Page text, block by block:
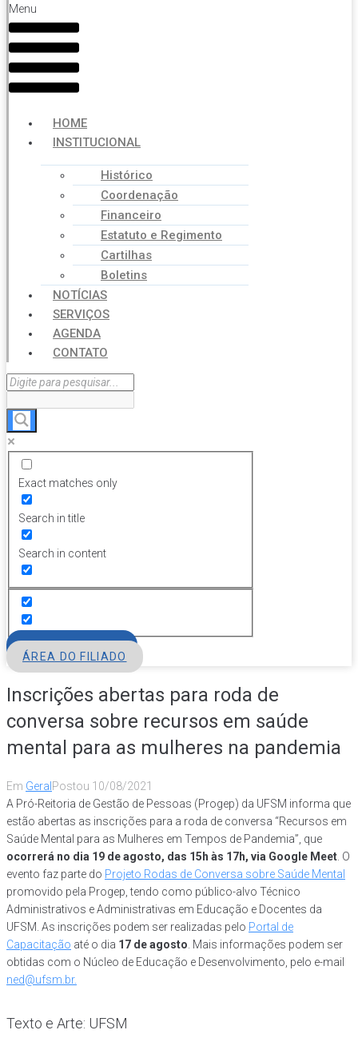
Menu
HOME
INSTITUCIONAL
Histórico
Coordenação
Financeiro
Estatuto e Regimento
Cartilhas
Boletins
NOTÍCIAS
SERVIÇOS
AGENDA
CONTATO
Exact matches only
Search in title
Search in content
ÁREA DO FILIADO
Inscrições abertas para roda de
conversa sobre recursos em saúde
mental para as mulheres na pandemia
Em Geral Postou 10/08/2021
A Pró-Reitoria de Gestão de Pessoas (Progep) da UFSM informa que
estão abertas as inscrições para a roda de conversa “Recursos em
Saúde Mental para as Mulheres em Tempos de Pandemia”, que
ocorrerá no dia 19 de agosto, das 15h às 17h, via Google Meet . O
evento faz parte do Projeto Rodas de Conversa sobre Saúde Mental
promovido pela Progep, tendo como público-alvo Técnico
Administrativos e Administrativas em Educação e Docentes da
UFSM. As inscrições podem ser realizadas pelo Portal de
Capacitação até o dia 17 de agosto . Mais informações podem ser
obtidas com o Núcleo de Educação e Desenvolvimento, pelo e-mail
ned@ufsm.br.
Texto e Arte: UFSM